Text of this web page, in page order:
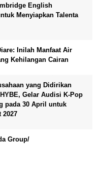
English
Menyiapkan Talenta
Inilah Manfaat Air
Kehilangan Cairan
yang Didirikan
Gelar Audisi K-Pop
pada 30 April untuk
2027
Group/